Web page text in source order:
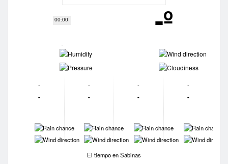
00:00 -º
-
-
-
-
-
-
-
-
-
-
-
-
-
-
-
-
-
-
-
-
El tiempo en Sabinas